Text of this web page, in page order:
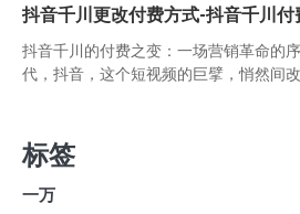
抖音千川更改付费方式-抖音千川付
抖音千川的付费之变：一场营销革命的
代，抖音，这个短视频的巨擘，悄然间
标签
一万